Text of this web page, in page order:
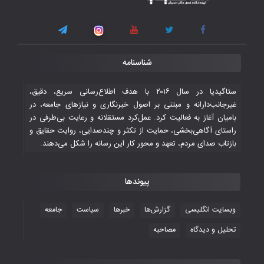
اسلامی
تاریخی ایران
جوانان فوتسالیست کشور با گلباران تایلند به
فینال رفتند
۲۸ October ۲۰۲۵
با شکست چین، فوتسال‌بازان جوان
۲۶ October ۲۰۲۵
شناسنامه
ستاگیدیا در سال ۲۰۱۶ با هدف اطلاع‌رسانی سریع، دقیق،
غیرجانب‌دارانه و مبتنی بر اصول خبرنگاری و نیازهای جامعه، در
بامیان آغاز به فعالیت کرد. عمل‌کرد مستقلانه و رعایت بی‌طرفی در
راستای آگاهی‌بخشی، حمایت از تکثر و چندصدایی، روایت حقایق و
بازتاب صدای مردم، تعهد و محور کار این رسانه را شکل می‌دهند.
پیوندها
وبسایت انگلیسی گزارش‌ها خبرها سیاست
جامعه
تحلیل و دیدگاه
مصاحبه